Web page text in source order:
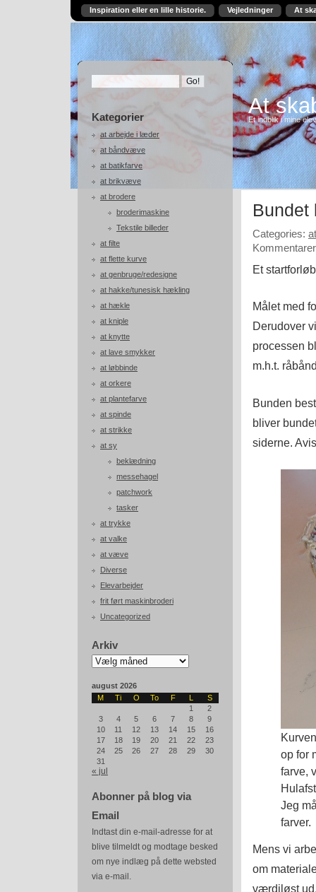
Inspiration eller en lille historie. Vejledninger At
Kategorier
at arbejde i læder
at båndvæve
at batikfarve
at brikvæve
at brodere
broderimaskine
Tekstile billeder
at filte
at flette kurve
at genbruge/redesigne
at hakke/tunesisk hækling
at hækle
at kniple
at knytte
at lave smykker
at løbbinde
at orkere
at plantefarve
at spinde
at strikke
at sy
beklædning
messehagel
patchwork
tasker
at trykke
at valke
at væve
Diverse
Elevarbejder
frit ført maskinbroderi
Uncategorized
Arkiv
Arkiv
august 2026
M
Ti O To F L
S
1
2
3
4 5 6 7 8
9
10
11 12 13 14 15
16
17
18 19 20 21 22
23
24
25 26 27 28 29
30
31
« jul
Abonner på blog via
Email
Indtast din e-mail-adresse for at
blive tilmeldt og modtage besked
om nye indlæg på dette websted
via e-mail.
At
Et indblik i mine
Bundet
Categories:
Et
Målet med
Derudover
processen
m.h.t.
Bunden
bliver
siderne.
op for
farve,
Jeg
farver.
Mens vi
om
værdiløst